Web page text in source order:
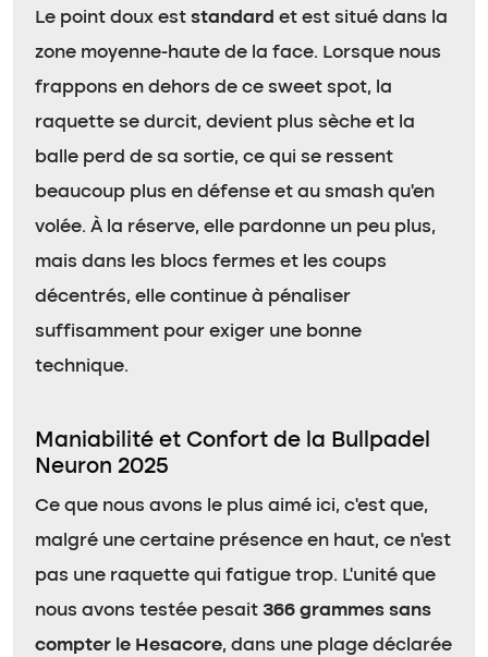
Le point doux est standard et est situé dans la
zone moyenne-haute de la face. Lorsque nous
frappons en dehors de ce sweet spot, la
raquette se durcit, devient plus sèche et la
balle perd de sa sortie, ce qui se ressent
beaucoup plus en défense et au smash qu’en
volée. À la réserve, elle pardonne un peu plus,
mais dans les blocs fermes et les coups
décentrés, elle continue à pénaliser
suffisamment pour exiger une bonne
technique.
Maniabilité et Confort de la Bullpadel
Neuron 2025
Ce que nous avons le plus aimé ici, c’est que,
malgré une certaine présence en haut, ce n’est
pas une raquette qui fatigue trop. L’unité que
nous avons testée pesait 366 grammes sans
compter le Hesacore, dans une plage déclarée